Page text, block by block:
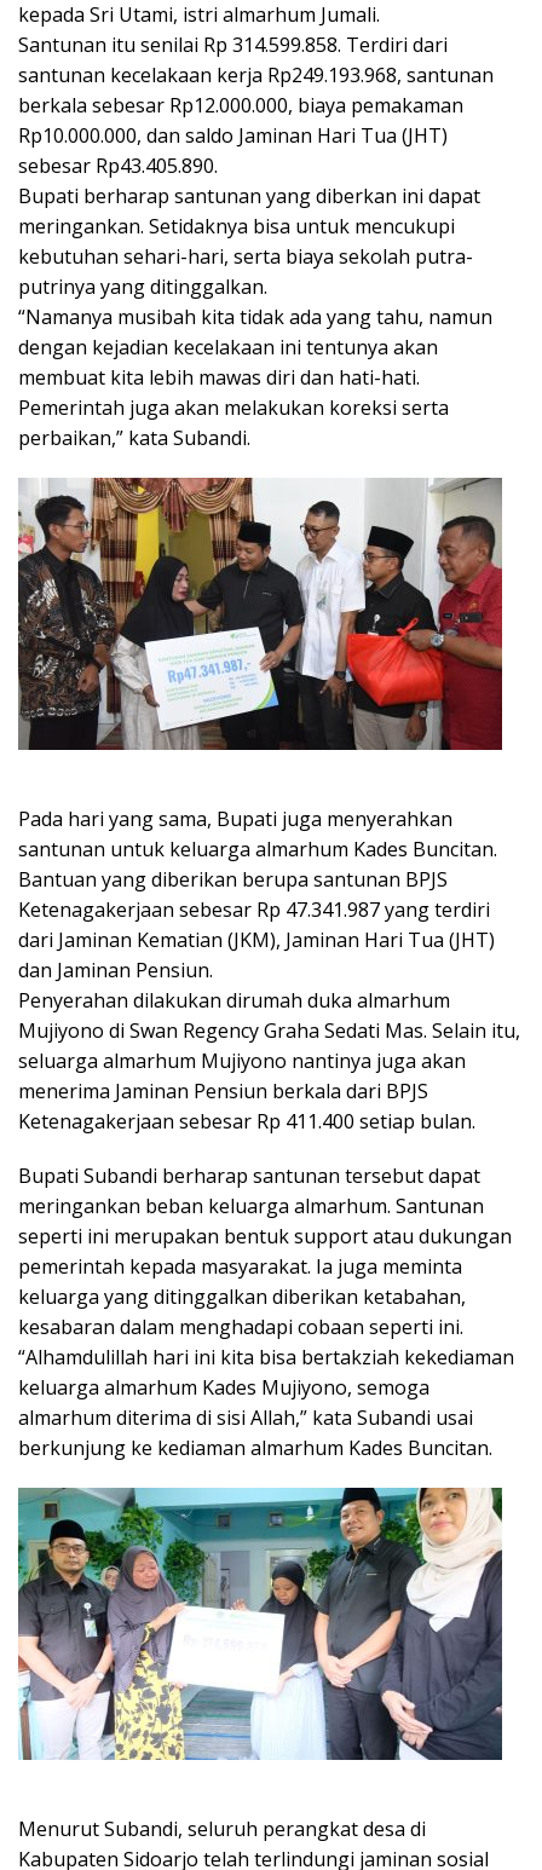
kepada Sri Utami, istri almarhum Jumali.
Santunan itu senilai Rp 314.599.858. Terdiri dari
santunan kecelakaan kerja Rp249.193.968, santunan
berkala sebesar Rp12.000.000, biaya pemakaman
Rp10.000.000, dan saldo Jaminan Hari Tua (JHT)
sebesar Rp43.405.890.
Bupati berharap santunan yang diberkan ini dapat
meringankan. Setidaknya bisa untuk mencukupi
kebutuhan sehari-hari, serta biaya sekolah putra-
putrinya yang ditinggalkan.
“Namanya musibah kita tidak ada yang tahu, namun
dengan kejadian kecelakaan ini tentunya akan
membuat kita lebih mawas diri dan hati-hati.
Pemerintah juga akan melakukan koreksi serta
perbaikan,” kata Subandi.
Pada hari yang sama, Bupati juga menyerahkan
santunan untuk keluarga almarhum Kades Buncitan.
Bantuan yang diberikan berupa santunan BPJS
Ketenagakerjaan sebesar Rp 47.341.987 yang terdiri
dari Jaminan Kematian (JKM), Jaminan Hari Tua (JHT)
dan Jaminan Pensiun.
Penyerahan dilakukan dirumah duka almarhum
Mujiyono di Swan Regency Graha Sedati Mas. Selain itu,
seluarga almarhum Mujiyono nantinya juga akan
menerima Jaminan Pensiun berkala dari BPJS
Ketenagakerjaan sebesar Rp 411.400 setiap bulan.
Bupati Subandi berharap santunan tersebut dapat
meringankan beban keluarga almarhum. Santunan
seperti ini merupakan bentuk support atau dukungan
pemerintah kepada masyarakat. Ia juga meminta
keluarga yang ditinggalkan diberikan ketabahan,
kesabaran dalam menghadapi cobaan seperti ini.
“Alhamdulillah hari ini kita bisa bertakziah kekediaman
keluarga almarhum Kades Mujiyono, semoga
almarhum diterima di sisi Allah,” kata Subandi usai
berkunjung ke kediaman almarhum Kades Buncitan.
Menurut Subandi, seluruh perangkat desa di
Kabupaten Sidoarjo telah terlindungi jaminan sosial